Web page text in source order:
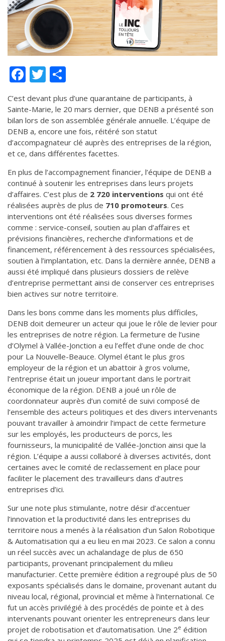
de solidarité
Futurpreneur
Toile entrepreneuriale Nouvelle-
Beauce
Facebook
Twitter
C’est devant plus d’une quarantaine de participants, à
Sainte-Marie, le 20 mars dernier, que DENB a présenté son
bilan lors de son assemblée générale annuelle. L’équipe de
DENB a, encore une fois, réitéré son statut
d’accompagnateur clé auprès des entreprises de la région,
et ce, dans différentes facettes.
En plus de l’accompagnement financier, l’équipe de DENB a
continué à soutenir les entreprises dans leurs projets
d’affaires. C’est plus de 2 720 interventions qui ont été
réalisées auprès de plus de 710 promoteurs. Ces
interventions ont été réalisées sous diverses formes
comme : service-conseil, soutien au plan d’affaires et
prévisions financières, recherche d’informations et de
financement, référencement à des ressources spécialisées,
soutien à l’implantation, etc. Dans la dernière année, DENB a
aussi été impliqué dans plusieurs dossiers de relève
d’entreprise permettant ainsi de conserver ces entreprises
bien actives sur notre territoire.
Dans les bons comme dans les moments plus difficiles,
DENB doit demeurer un acteur qui joue le rôle de levier pour
les entreprises de notre région. La fermeture de l’usine
d’Olymel à Vallée-Jonction a eu l’effet d’une onde de choc
pour La Nouvelle-Beauce. Olymel étant le plus gros
employeur de la région et un abattoir à gros volume,
l’entreprise était un joueur important dans le portrait
économique de la région. DENB a joué un rôle de
coordonnateur auprès d’un comité de suivi composé de
l’ensemble des acteurs politiques et des divers intervenants
pouvant travailler à amoindrir l’impact de cette fermeture
sur les employés, les producteurs de porcs, les
fournisseurs, la municipalité de Vallée-Jonction ainsi que la
région. L’équipe a aussi collaboré à diverses activités, dont
certaines avec le comité de reclassement en place pour
faciliter le placement des travailleurs dans d’autres
entreprises d’ici.
Sur une note plus stimulante, notre désir d’accentuer
l’innovation et la productivité dans les entreprises du
territoire nous a menés à la réalisation d’un Salon Robotique
& Automatisation qui a eu lieu en mai 2023. Ce salon a connu
un réel succès avec un achalandage de plus de 650
participants, provenant principalement du milieu
manufacturier. Cette première édition a regroupé plus de 50
exposants spécialisés dans le domaine, provenant autant du
niveau local, régional, provincial et même à l’international. Ce
fut un accès privilégié à des procédés de pointe et à des
intervenants pouvant orienter les entrepreneurs dans leur
projet de robotisation et d’automatisation. Une 2e édition